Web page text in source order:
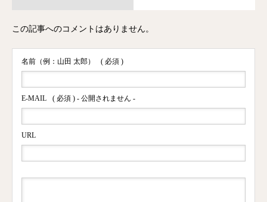
この記事へのコメントはありません。
名前（例：山田 太郎） ( 必須 )
E-MAIL ( 必須 ) - 公開されません -
URL